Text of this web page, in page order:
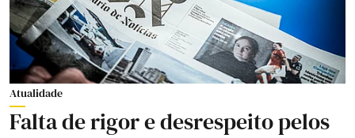
Atualidade
Falta de rigor e desrespeito pelos